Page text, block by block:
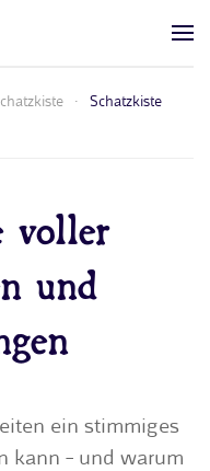
Schatzkiste
voller
und
ein stimmiges
kann – und warum